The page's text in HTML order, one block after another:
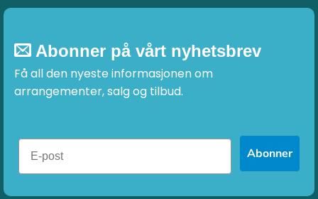
Abonner på vårt nyhetsbrev
Få all den nyeste informasjonen om
arrangementer, salg og tilbud.
Abonner